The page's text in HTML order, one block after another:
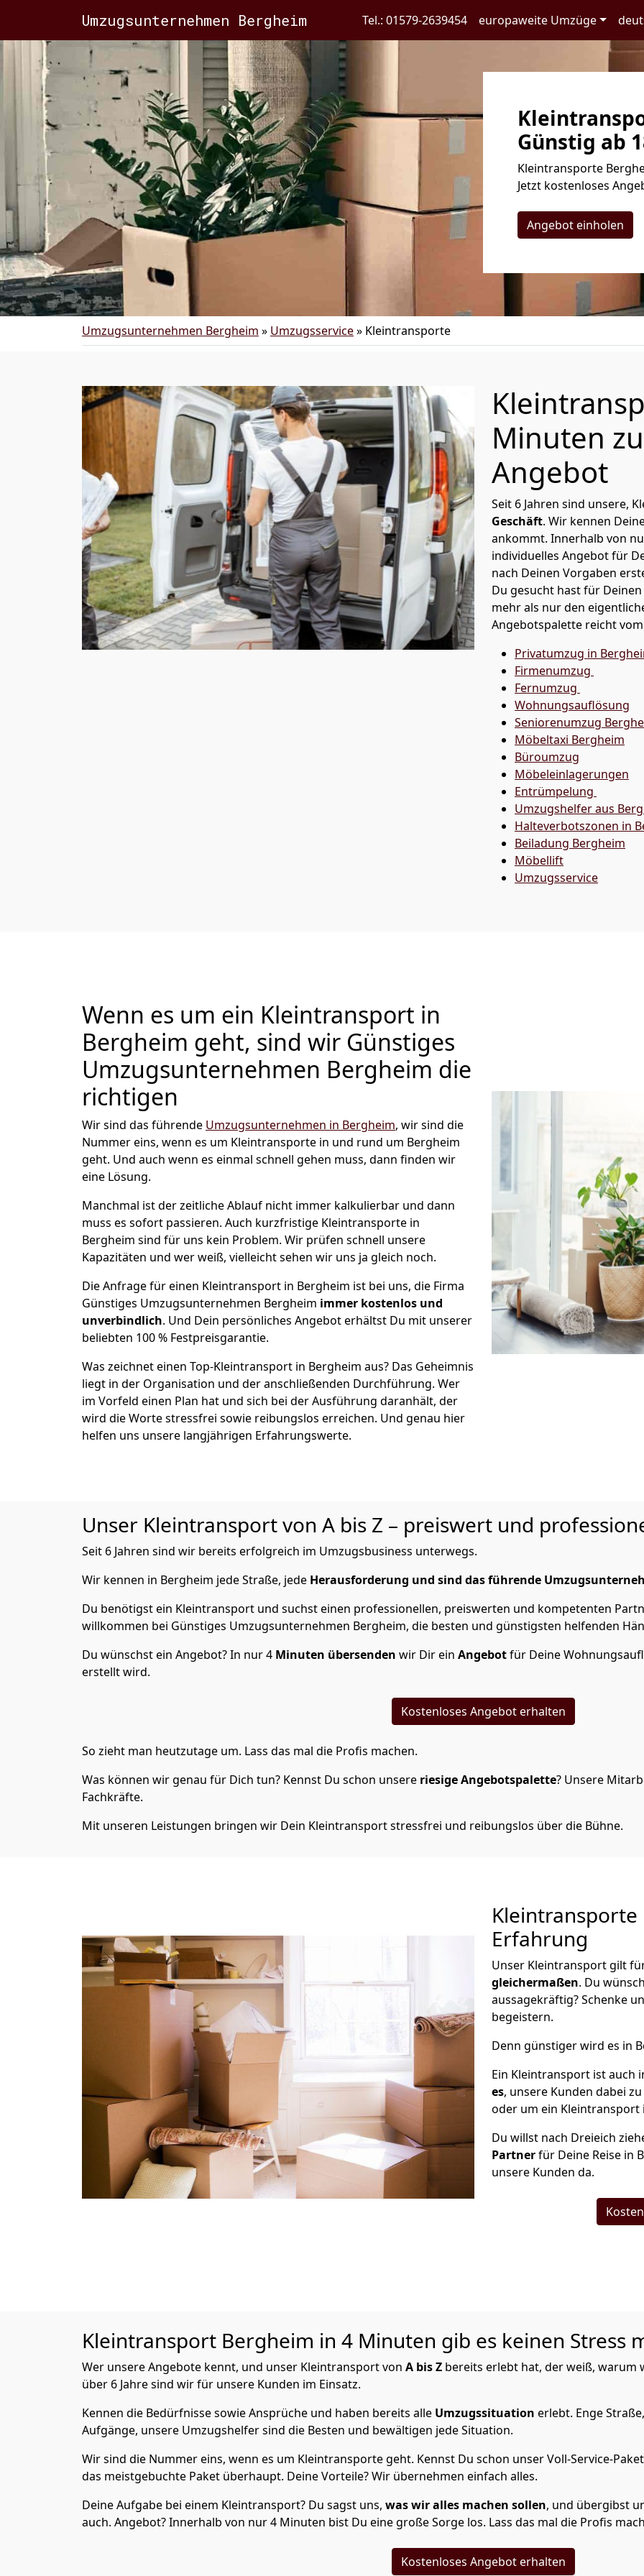
Umzugsunternehmen Bergheim Tel.: 01579-2639454 europaweite Umzüge
Günstig ab
Kleintransporte
Jetzt kostenloses
Angebot einholen
Umzugsunternehmen Bergheim » Umzugsservice» Kleintransporte
Minuten
Angebot
Seit 6 Jahren sind unsere,
Geschäft. Wir kennen
ankommt. Innerhalb von
individuelles Angebot für
nach Deinen Vorgaben
Du gesucht hast für
mehr als nur den
Angebotspalette reicht
Privatumzug in
Firmenumzug
Fernumzug
Wohnungsauflösung
Seniorenumzug
Möbeltaxi Bergheim
Büroumzug
Möbeleinlagerungen
Entrümpelung
Umzugshelfer aus
Halteverbotszonen in
Beiladung Bergheim
Möbellift
Umzugsservice
Wenn es um ein Kleintransport in
Bergheim geht, sind wir Günstiges
Umzugsunternehmen Bergheim die
richtigen
Wir sind das führende Umzugsunternehmen in Bergheim, wir sind die
Nummer eins, wenn es um Kleintransporte in und rund um Bergheim
geht. Und auch wenn es einmal schnell gehen muss, dann finden wir
eine Lösung.
Manchmal ist der zeitliche Ablauf nicht immer kalkulierbar und dann
muss es sofort passieren. Auch kurzfristige Kleintransporte in
Bergheim sind für uns kein Problem. Wir prüfen schnell unsere
Kapazitäten und wer weiß, vielleicht sehen wir uns ja gleich noch.
Die Anfrage für einen Kleintransport in Bergheim ist bei uns, die Firma
Günstiges Umzugsunternehmen Bergheim immer kostenlos und
unverbindlich. Und Dein persönliches Angebot erhältst Du mit unserer
beliebten 100 % Festpreisgarantie.
Was zeichnet einen Top-Kleintransport in Bergheim aus? Das Geheimnis
liegt in der Organisation und der anschließenden Durchführung. Wer
im Vorfeld einen Plan hat und sich bei der Ausführung daranhält, der
wird die Worte stressfrei sowie reibungslos erreichen. Und genau hier
helfen uns unsere langjährigen Erfahrungswerte.
Unser Kleintransport von A bis Z – preiswert und
Seit 6 Jahren sind wir bereits erfolgreich im Umzugsbusiness unterwegs.
Wir kennen in Bergheim jede Straße, jede Herausforderung und sind das führende
Du benötigst ein Kleintransport und suchst einen professionellen, preiswerten und kompetenten
willkommen bei Günstiges Umzugsunternehmen Bergheim, die besten und günstigsten helfenden
Du wünschst ein Angebot? In nur 4 Minuten übersenden wir Dir ein Angebotfür Deine
erstellt wird.
Kostenloses Angebot erhalten
So zieht man heutzutage um. Lass das mal die Profis machen.
Was können wir genau für Dich tun? Kennst Du schon unsere riesige Angebotspalette? Unsere
Fachkräfte.
Mit unseren Leistungen bringen wir Dein Kleintransport stressfrei und reibungslos über die Bühne.
Kleintransporte
Erfahrung
Unser Kleintransport gilt
gleichermaßen. Du
aussagekräftig? Schenke
begeistern.
Denn günstiger wird es in
Ein Kleintransport ist auch
es, unsere Kunden dabei
oder um ein Kleintransport
Du willst nach Dreieich
Partnerfür Deine Reise in
unsere Kunden da.
Kleintransport Bergheim in 4 Minuten gib es keinen Stress
Wer unsere Angebote kennt, und unser Kleintransport von A bis Z bereits erlebt hat, der weiß, warum
über 6 Jahre sind wir für unsere Kunden im Einsatz.
Kennen die Bedürfnisse sowie Ansprüche und haben bereits alle Umzugssituation erlebt. Enge
Aufgänge, unsere Umzugshelfer sind die Besten und bewältigen jede Situation.
Wir sind die Nummer eins, wenn es um Kleintransporte geht. Kennst Du schon unser Voll-Service-
das meistgebuchte Paket überhaupt. Deine Vorteile? Wir übernehmen einfach alles.
Deine Aufgabe bei einem Kleintransport? Du sagst uns, was wir alles machen sollen, und übergibst
auch. Angebot? Innerhalb von nur 4 Minuten bist Du eine große Sorge los. Lass das mal die Profis
Kostenloses Angebot erhalten